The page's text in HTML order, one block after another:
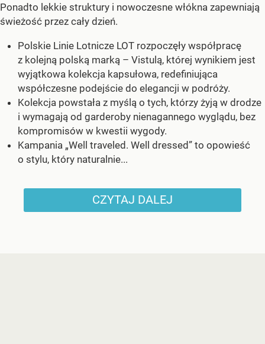
Ponadto lekkie struktury i nowoczesne włókna zapewniają
świeżość przez cały dzień.
Polskie Linie Lotnicze LOT rozpoczęły współpracę
z kolejną polską marką – Vistulą, której wynikiem jest
wyjątkowa kolekcja kapsułowa, redefiniująca
współczesne podejście do elegancji w podróży.
Kolekcja powstała z myślą o tych, którzy żyją w drodze
i wymagają od garderoby nienagannego wyglądu, bez
kompromisów w kwestii wygody.
Kampania „Well traveled. Well dressed” to opowieść
o stylu, który naturalnie...
CZYTAJ DALEJ